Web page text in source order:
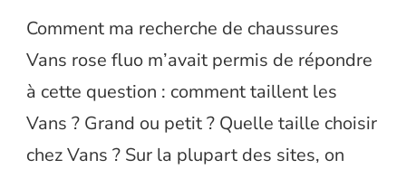
Comment ma recherche de chaussures
Vans rose fluo m’avait permis de répondre
à cette question : comment taillent les
Vans ? Grand ou petit ? Quelle taille choisir
chez Vans ? Sur la plupart des sites, on